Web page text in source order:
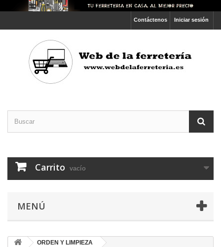
Iniciar sesión
Contáctenos
Carrito vacío
MENÚ
ORDEN Y LIMPIEZA